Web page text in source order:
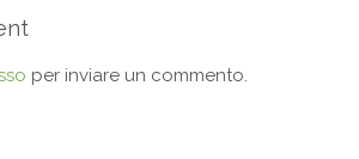
per inviare un commento.